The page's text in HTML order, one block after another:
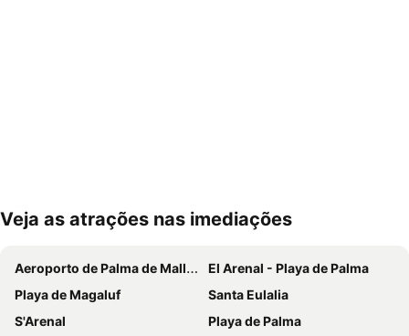
Ampliar mapa
Veja as atrações nas imediações
Aeroporto de Palma de Mallorca
El Arenal - Playa de Palma
Playa de Magaluf
Santa Eulalia
S'Arenal
Playa de Palma